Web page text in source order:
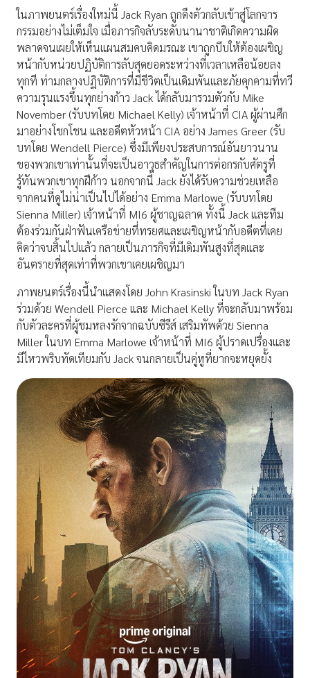
ในภาพยนตร์เรื่องใหม่นี้ Jack Ryan ถูกดึงตัวกลับเข้าสู่โลกจาร
กรรมอย่างไม่เต็มใจ เมื่อภารกิจลับระดับนานาชาติเกิดความผิด
พลาดจนเผยให้เห็นแผนสมคบคิดมรณะ เขาถูกบีบให้ต้องเผชิญ
หน้ากับหน่วยปฏิบัติการลับสุดยอดระหว่างที่เวลาเหลือน้อยลง
ทุกที ท่ามกลางปฏิบัติการที่มีชีวิตเป็นเดิมพันและภัยคุกคามที่ทวี
ความรุนแรงขึ้นทุกย่างก้าว Jack ได้กลับมารวมตัวกับ Mike
November (รับบทโดย Michael Kelly) เจ้าหน้าที่ CIA ผู้ผ่านศึก
มาอย่างโชกโชน และอดีตหัวหน้า CIA อย่าง James Greer (รับ
บทโดย Wendell Pierce) ซึ่งมีเพียงประสบการณ์อันยาวนาน
ของพวกเขาเท่านั้นที่จะเป็นอาวุธสำคัญในการต่อกรกับศัตรูที่
รู้ทันพวกเขาทุกฝีก้าว นอกจากนี้ Jack ยังได้รับความช่วยเหลือ
จากคนที่ดูไม่น่าเป็นไปได้อย่าง Emma Marlowe (รับบทโดย
Sienna Miller) เจ้าหน้าที่ MI6 ผู้ชาญฉลาด ทั้งนี้ Jack และทีม
ต้องร่วมกันฝ่าฟันเครือข่ายที่ทรยศและเผชิญหน้ากับอดีตที่เคย
คิดว่าจบสิ้นไปแล้ว กลายเป็นภารกิจที่มีเดิมพันสูงที่สุดและ
อันตรายที่สุดเท่าที่พวกเขาเคยเผชิญมา
ภาพยนตร์เรื่องนี้นำแสดงโดย John Krasinski ในบท Jack Ryan
ร่วมด้วย Wendell Pierce และ Michael Kelly ที่จะกลับมาพร้อม
กับตัวละครที่ผู้ชมหลงรักจากฉบับซีรีส์ เสริมทัพด้วย Sienna
Miller ในบท Emma Marlowe เจ้าหน้าที่ MI6 ผู้ปราดเปรื่องและ
มีไหวพริบทัดเทียมกับ Jack จนกลายเป็นคู่หูที่ยากจะหยุดยั้ง